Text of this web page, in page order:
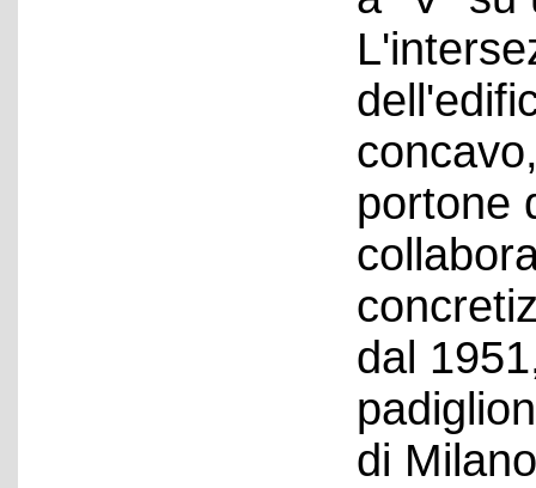
portone
dal
di